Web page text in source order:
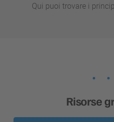
Qui puoi trovare i
Risorse